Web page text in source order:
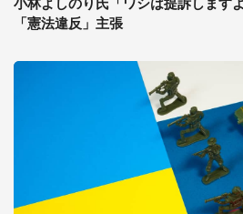
「憲法違反」主張